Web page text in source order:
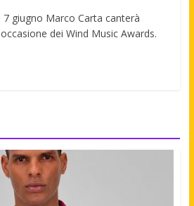
giugno Marco Carta canterà
dei Wind Music Awards.